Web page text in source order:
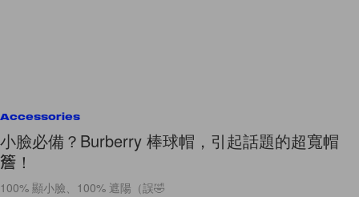
Accessories
小臉必備？Burberry 棒球帽，引起話題的超寬帽
簷！
100% 顯小臉、100% 遮陽（誤🤣